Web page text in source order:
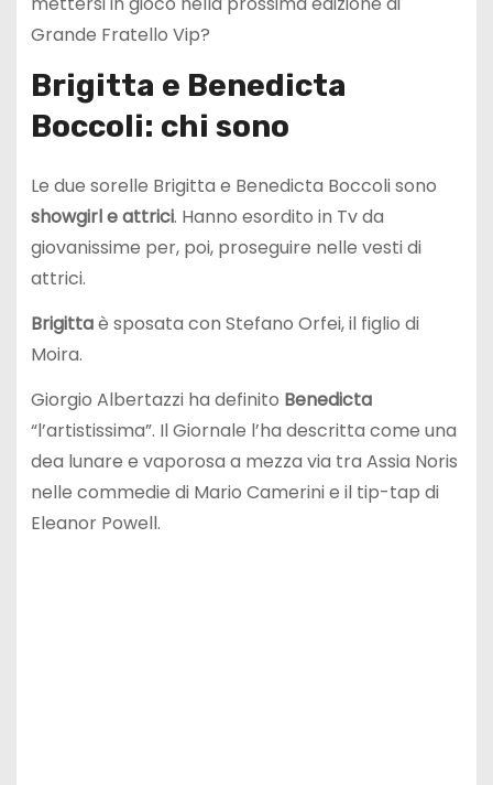
Grande Fratello Vip?
Brigitta e Benedicta
Boccoli: chi sono
Le due sorelle Brigitta e Benedicta Boccoli sono
showgirl e attrici. Hanno esordito in Tv da
giovanissime per, poi, proseguire nelle vesti di
attrici.
Brigittaè sposata con Stefano Orfei, il figlio di
Moira.
Giorgio Albertazzi ha definito Benedicta
“l’artistissima”. Il Giornale l’ha descritta come una
dea lunare e vaporosa a mezza via tra Assia Noris
nelle commedie di Mario Camerini e il tip-tap di
Eleanor Powell.